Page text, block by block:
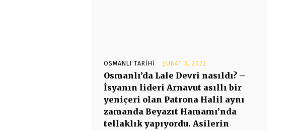
OSMANLI TARIHI ŞUBAT 3, 2022
Osmanlı’da Lale Devri nasıldı? –
İsyanın lideri Arnavut asıllı bir
yeniçeri olan Patrona Halil aynı
zamanda Beyazıt Hamamı’nda
tellaklık yapıyordu. Asilerin